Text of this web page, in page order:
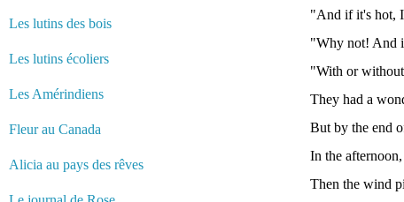
Les lutins des bois
Les lutins écoliers
Les Amérindiens
Fleur au Canada
Alicia au pays des rêves
"And if it's hot,
"Why not! And
"With or
They had a
But by the end
In the
Then the wind